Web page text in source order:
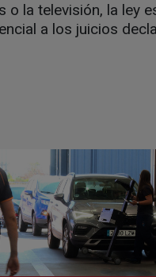
la televisión, la ley
a los juicios